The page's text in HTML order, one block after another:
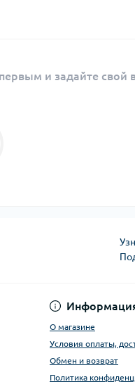
и задайте свой
О магазине
Условия оплаты,
Обмен и возврат
Политика